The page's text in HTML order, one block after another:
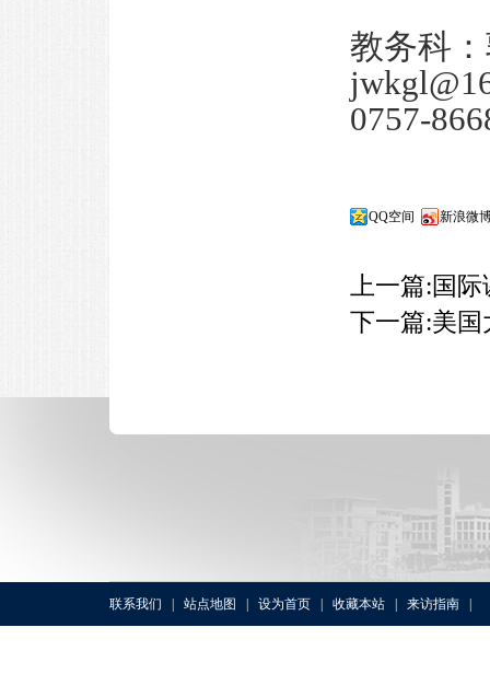
教务科
0757-
QQ空间 新浪微
上一篇:国
下一篇:美国
联系我们 站点地图 设为首页 收藏本站 来访指南